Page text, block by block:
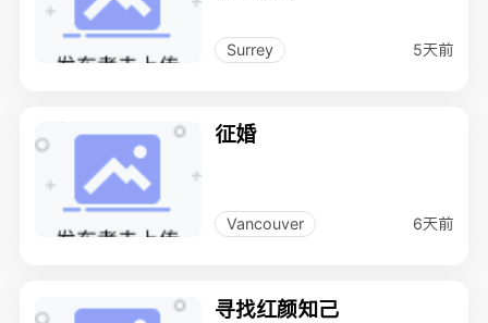
Surrey 5天前
征婚
Vancouver 6天前
寻找红颜知己